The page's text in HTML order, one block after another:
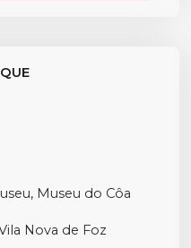
Museu do Côa
Nova de Foz